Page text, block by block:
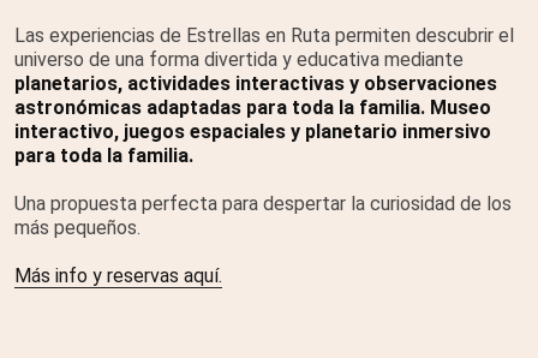
Las experiencias de Estrellas en Ruta permiten descubrir el
universo de una forma divertida y educativa mediante
planetarios, actividades interactivas y observaciones
astronómicas adaptadas para toda la familia. Museo
interactivo, juegos espaciales y planetario inmersivo
para toda la familia.
Una propuesta perfecta para despertar la curiosidad de los
más pequeños.
Más info y reservas aquí.